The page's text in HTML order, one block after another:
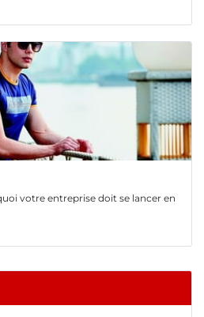
votre entreprise doit se lancer en